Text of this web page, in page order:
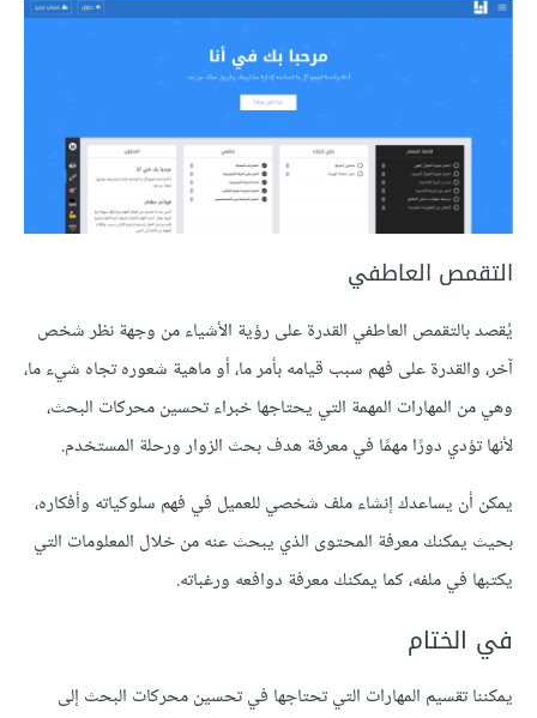
التقمص العاطفي
يُقصد بالتقمص العاطفي القدرة على رؤية الأشياء من وجهة نظر شخص
آخر، والقدرة على فهم سبب قيامه بأمر ما، أو ماهية شعوره تجاه شيء ما،
وهي من المهارات المهمة التي يحتاجها خبراء تحسين محركات البحث،
لأنها تؤدي دورًا مهمًا في معرفة هدف بحث الزوار ورحلة المستخدم.
يمكن أن يساعدك إنشاء ملف شخصي للعميل في فهم سلوكياته وأفكاره،
بحيث يمكنك معرفة المحتوى الذي يبحث عنه من خلال المعلومات التي
يكتبها في ملفه، كما يمكنك معرفة دوافعه ورغباته.
في الختام
يمكننا تقسيم المهارات التي تحتاجها في تحسين محركات البحث إلى